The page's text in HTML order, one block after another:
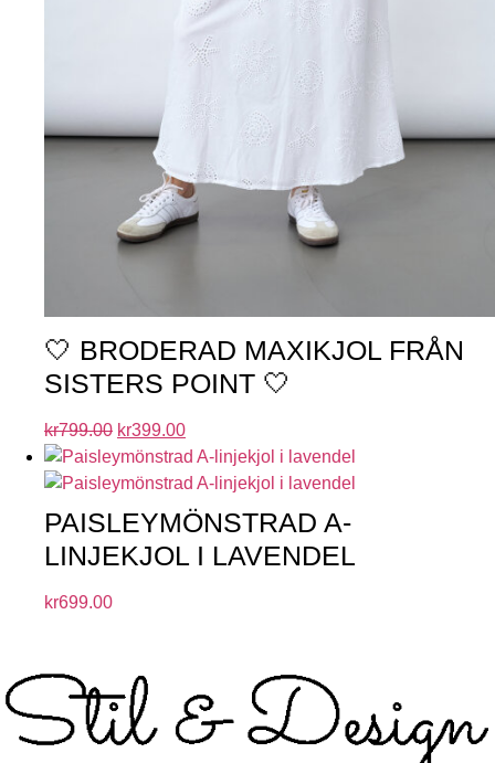
🤍 BRODERAD MAXIKJOL FRÅN
SISTERS POINT 🤍
kr799.00 kr399.00
PAISLEYMÖNSTRAD A-
LINJEKJOL I LAVENDEL
kr699.00